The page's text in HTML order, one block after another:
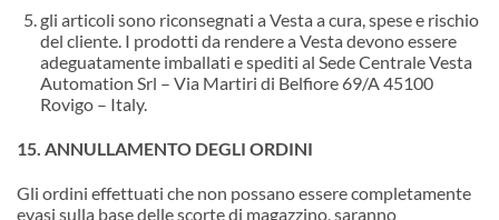
gli articoli sono riconsegnati a Vesta a cura, spese e rischio
del cliente. I prodotti da rendere a Vesta devono essere
adeguatamente imballati e spediti al Sede Centrale Vesta
Automation Srl – Via Martiri di Belfiore 69/A 45100
Rovigo – Italy.
15. ANNULLAMENTO DEGLI ORDINI
Gli ordini effettuati che non possano essere completamente
evasi sulla base delle scorte di magazzino, saranno